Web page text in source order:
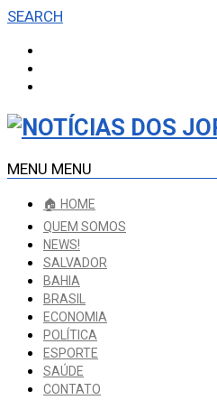
SEARCH
MENU MENU
🏠 HOME
QUEM SOMOS
NEWS!
SALVADOR
BAHIA
BRASIL
ECONOMIA
POLÍTICA
ESPORTE
SAÚDE
CONTATO